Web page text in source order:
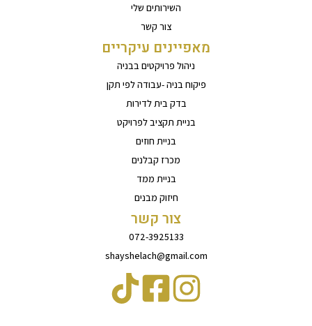
השירותים שלי
צור קשר
מאפיינים עיקריים
ניהול פרויקטים בבניה
פיקוח בניה -עבודה לפי תקן
בדק בית לדירות
בניית תקציב לפרויקט
בניית חוזים
מכרז קבלנים
בניית ממד
חיזוק מבנים
צור קשר
072-3925133
shayshelach@gmail.com